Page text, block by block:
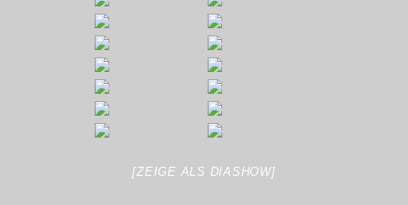
[ZEIGE ALS DIASHOW]